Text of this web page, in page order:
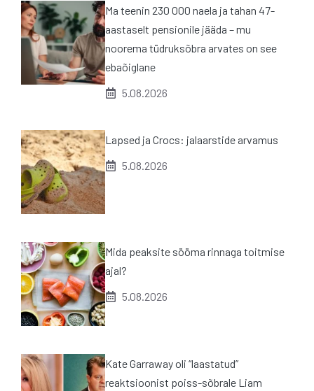
Ma teenin 230 000 naela ja tahan 47-
aastaselt pensionile jääda – mu
noorema tüdruksõbra arvates on see
ebaõiglane
5.08.2026
Lapsed ja Crocs: jalaarstide arvamus
5.08.2026
Mida peaksite sööma rinnaga toitmise
ajal?
5.08.2026
Kate Garraway oli “laastatud”
reaktsioonist poiss-sõbrale Liam